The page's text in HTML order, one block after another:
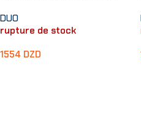
DUO
rupture de stock
1554 DZD